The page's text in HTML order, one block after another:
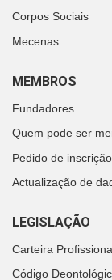
Corpos Sociais
Mecenas
MEMBROS
Fundadores
Quem pode ser
Pedido de inscrição
Actualização de
LEGISLAÇÃO
Carteira
Código